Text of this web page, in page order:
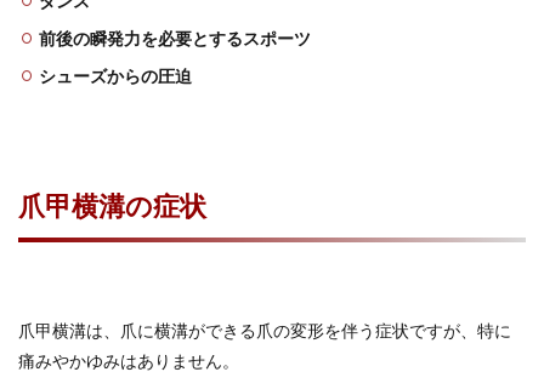
前後の瞬発力を必要とするスポーツ
シューズからの圧迫
爪甲横溝の症状
爪甲横溝は、爪に横溝ができる爪の変形を伴う症状ですが、特に
痛みやかゆみはありません。